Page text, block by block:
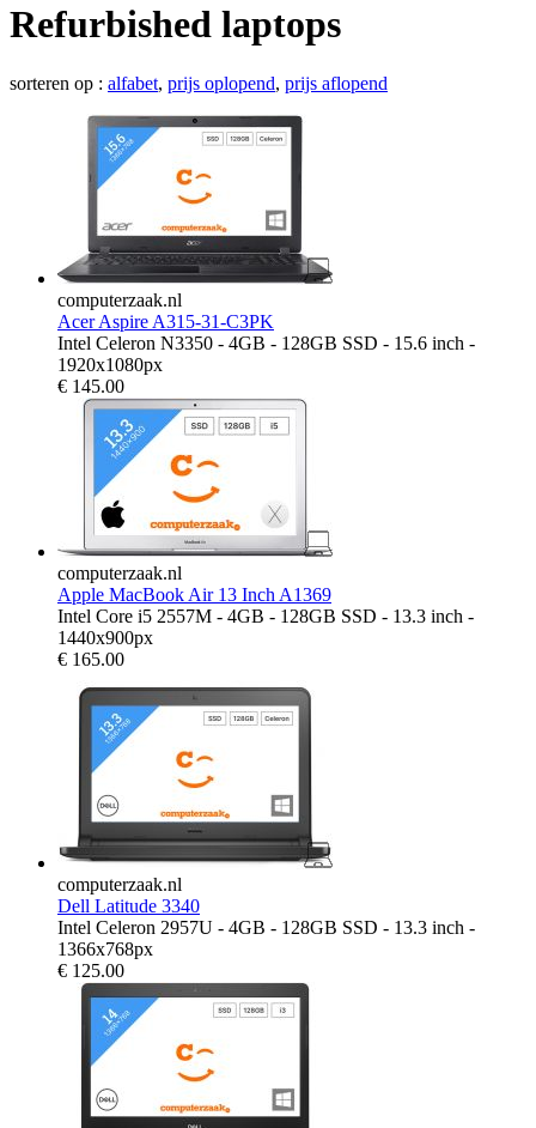
Refurbished laptops
sorteren op : alfabet, prijs oplopend, prijs aflopend
computerzaak.nl
Acer Aspire A315-31-C3PK
Intel Celeron N3350 - 4GB - 128GB SSD - 15.6 inch -
1920x1080px
€ 145.00
computerzaak.nl
Apple MacBook Air 13 Inch A1369
Intel Core i5 2557M - 4GB - 128GB SSD - 13.3 inch -
1440x900px
€ 165.00
computerzaak.nl
Dell Latitude 3340
Intel Celeron 2957U - 4GB - 128GB SSD - 13.3 inch -
1366x768px
€ 125.00